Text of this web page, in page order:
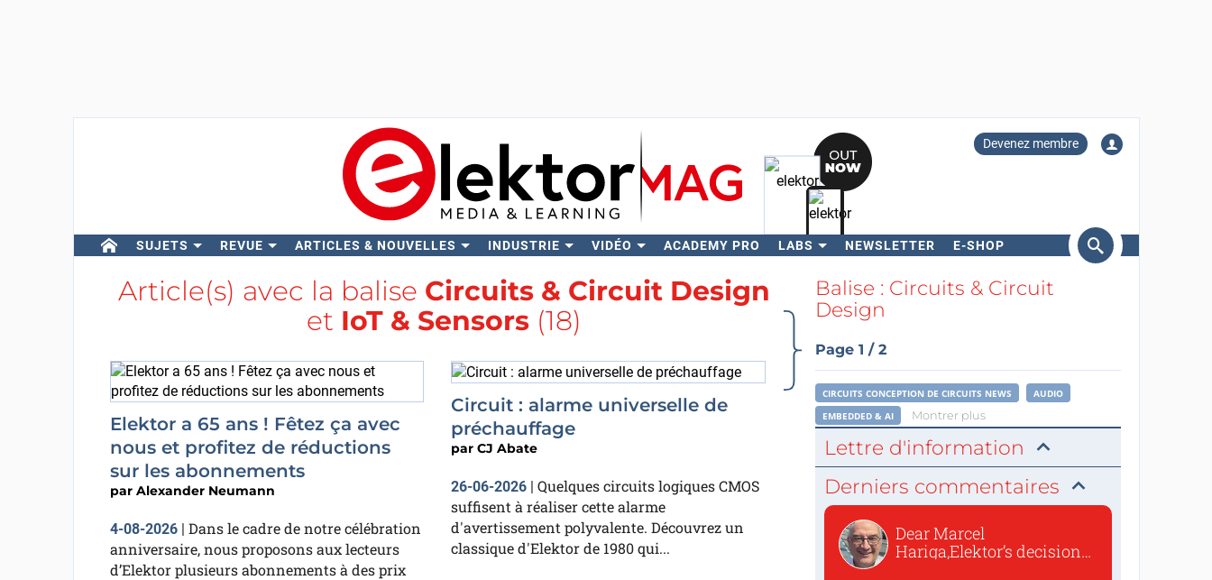
Devenez membre
SUJETS REVUE ARTICLES & NOUVELLES INDUSTRIE VIDÉO ACADEMY PRO LABS NEWSLETTER E-SHOP
Rechercher
Article(s) avec la balise Circuits & Circuit Design
et IoT & Sensors (18)
Elektor a 65 ans ! Fêtez ça avec
nous et profitez de réductions
sur les abonnements
par Alexander Neumann
4-08-2026| Dans le cadre de notre célébration
anniversaire, nous proposons aux lecteurs
d’Elektor plusieurs abonnements à des prix
Circuit : alarme universelle de
préchauffage
par CJ Abate
26-06-2026 | Quelques circuits logiques CMOS
suffisent à réaliser cette alarme
d'avertissement polyvalente. Découvrez un
classique d'Elektor de 1980 qui...
Balise : Circuits & Circuit
Design
Page 1 / 2
CIRCUITS CONCEPTION DE CIRCUITS NEWS
AUDIO
EMBEDDED & AI
Montrer plus
Lettre d'information
Derniers commentaires
Dear Marcel
Hariga,Elektor’s decision